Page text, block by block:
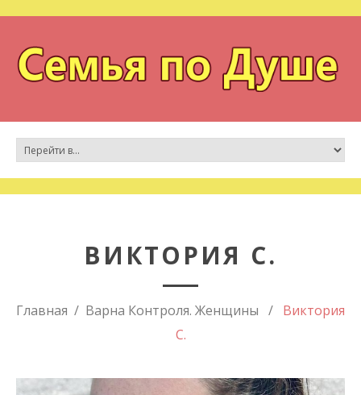
ВИКТОРИЯ С.
Главная Варна Контроля. Женщины
Виктория
С.